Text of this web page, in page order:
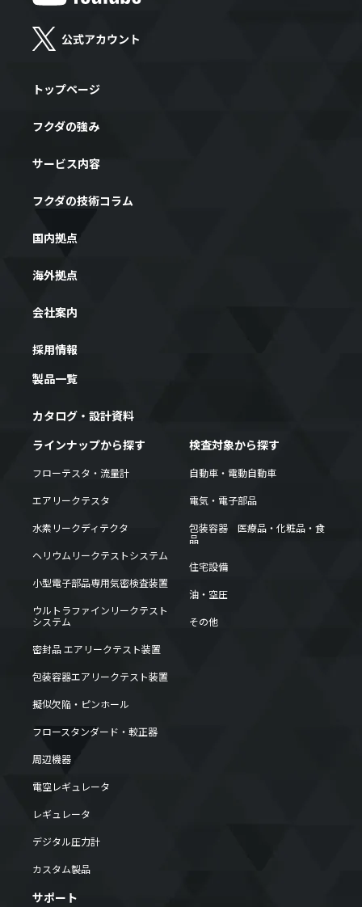
トップページ
フクダの強み
サービス内容
フクダの技術コラム
国内拠点
海外拠点
会社案内
採用情報
製品一覧
カタログ・設計資料
ラインナップから探す
フローテスタ・流量計
エアリークテスタ
水素リークディテクタ
ヘリウムリークテストシステム
小型電子部品専用気密検査装置
ウルトラファインリークテスト
システム
密封品 エアリークテスト装置
包装容器エアリークテスト装置
擬似欠陥・ピンホール
フロースタンダード・較正器
周辺機器
電空レギュレータ
レギュレータ
デジタル圧力計
カスタム製品
検査対象から探す
自動車・電動自動車
電気・電子部品
包装容器 医療品・化粧品・食
品
住宅設備
油・空圧
その他
サポート